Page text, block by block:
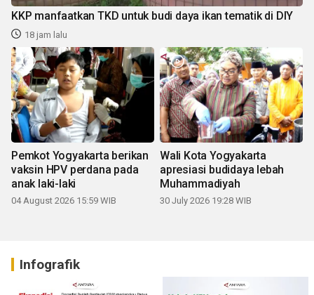
KKP manfaatkan TKD untuk budi daya ikan tematik di DIY
18 jam lalu
Pemkot Yogyakarta berikan
vaksin HPV perdana pada
anak laki-laki
04 August 2026 15:59 WIB
Wali Kota Yogyakarta
apresiasi budidaya lebah
Muhammadiyah
30 July 2026 19:28 WIB
Infografik